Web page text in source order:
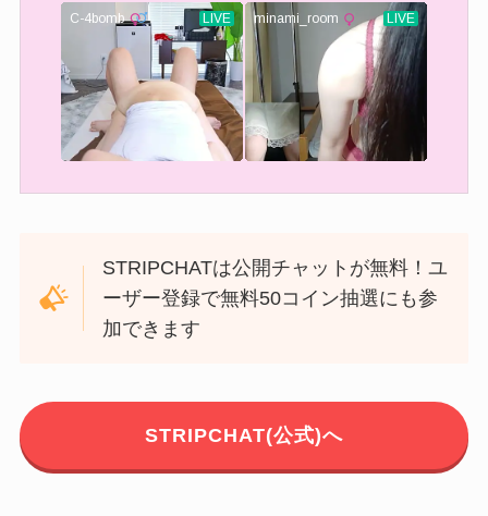
STRIPCHATは公開チャットが無料！ユ
ーザー登録で無料50コイン抽選にも参
加できます
STRIPCHAT(公式)へ